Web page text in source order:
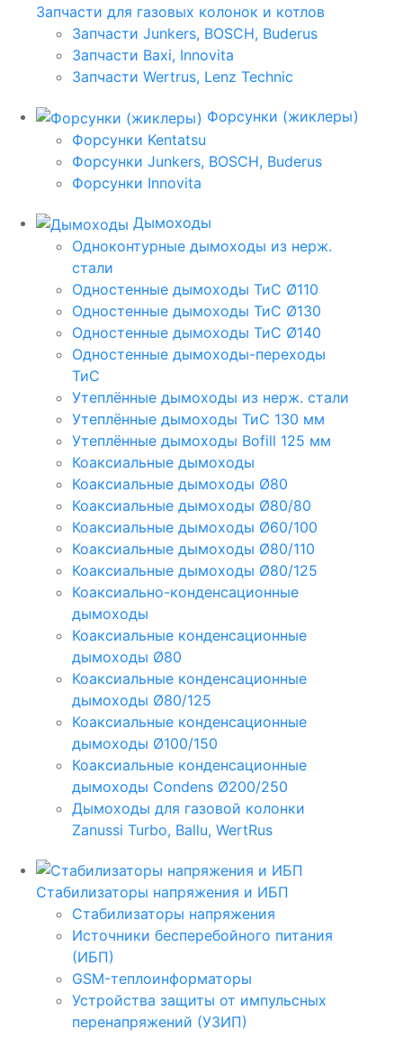
Запчасти для газовых колонок и котлов
Запчасти Junkers, BOSCH, Buderus
Запчасти Baxi, Innovita
Запчасти Wertrus, Lenz Technic
Форсунки (жиклеры)
Форсунки Kentatsu
Форсунки Junkers, BOSCH, Buderus
Форсунки Innovita
Дымоходы
Одноконтурные дымоходы из нерж.
стали
Одностенные дымоходы ТиС Ø110
Одностенные дымоходы ТиС Ø130
Одностенные дымоходы ТиС Ø140
Одностенные дымоходы-переходы
ТиС
Утеплённые дымоходы из нерж. стали
Утеплённые дымоходы ТиС 130 мм
Утеплённые дымоходы Bofill 125 мм
Коаксиальные дымоходы
Коаксиальные дымоходы Ø80
Коаксиальные дымоходы Ø80/80
Коаксиальные дымоходы Ø60/100
Коаксиальные дымоходы Ø80/110
Коаксиальные дымоходы Ø80/125
Коаксиально-конденсационные
дымоходы
Коаксиальные конденсационные
дымоходы Ø80
Коаксиальные конденсационные
дымоходы Ø80/125
Коаксиальные конденсационные
дымоходы Ø100/150
Коаксиальные конденсационные
дымоходы Condens Ø200/250
Дымоходы для газовой колонки
Zanussi Turbo, Ballu, WertRus
Стабилизаторы напряжения и ИБП
Стабилизаторы напряжения
Источники бесперебойного питания
(ИБП)
GSM-теплоинформаторы
Устройства защиты от импульсных
перенапряжений (УЗИП)